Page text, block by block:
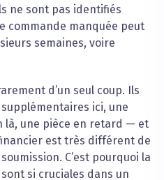
ne sont pas identifiés
commande manquée peut
semaines, voire
d’un seul coup. Ils
ici, une
là, une pièce en retard — et
est très différent de
C’est pourquoi la
si cruciales dans un